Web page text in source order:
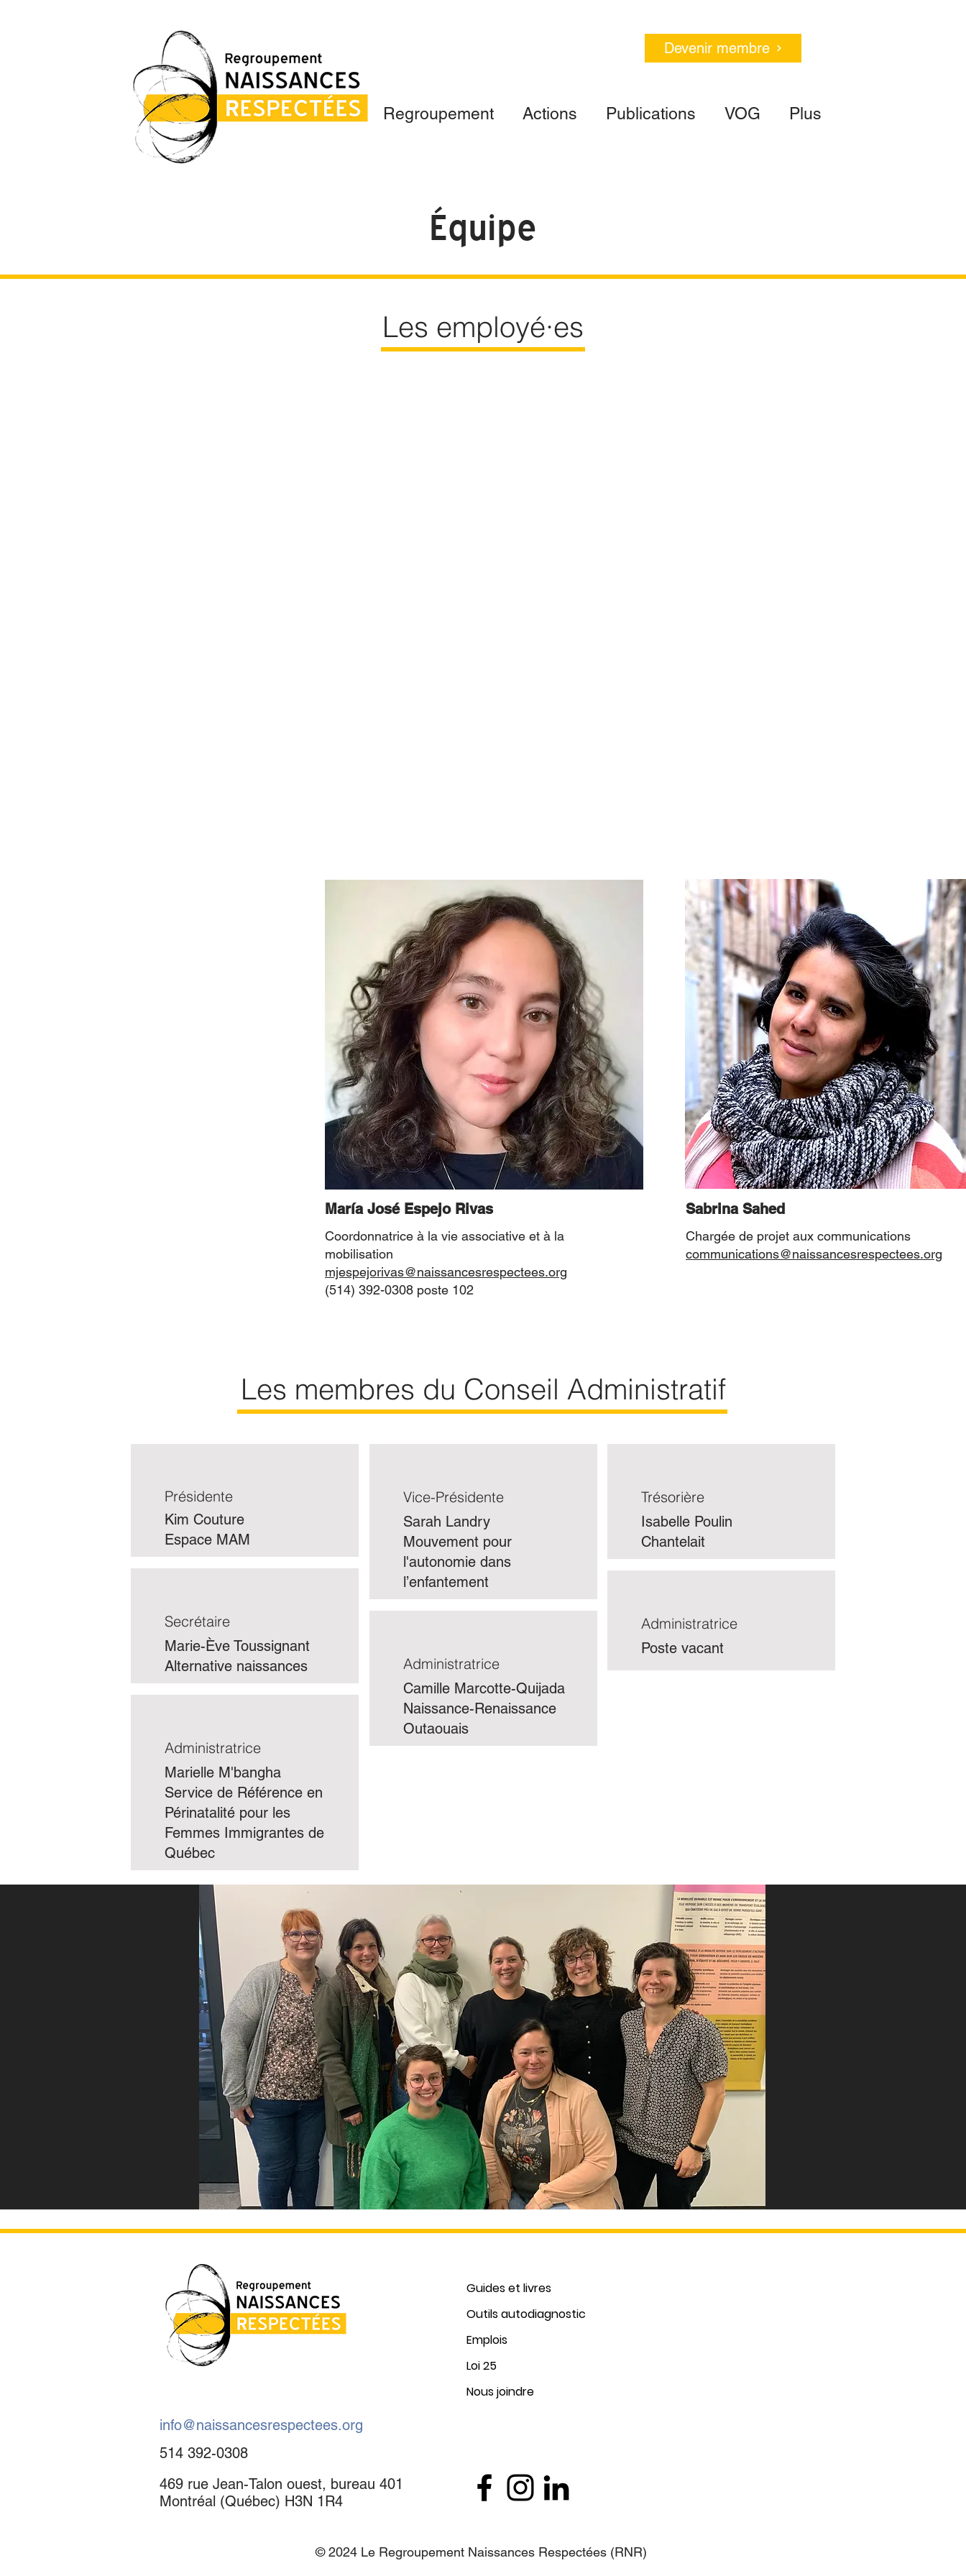
Regroupement Actions Publications VOG Plus
Devenir membre
Équipe
Les employé·es
María José Espejo Rivas
Coordonnatrice à la vie associative et à la
mobilisation
mjespejorivas@naissancesrespectees.org
(514) 392-0308 poste 102
Chargée de projet aux communications
communications@naissancesrespectees.org
Sabrina Sahed
Les membres du Conseil Administratif
Présidente
Kim Couture
Espace MAM
Secrétaire
Marie-Ève Toussignant
Alternative naissances
Administratrice
Marielle M'bangha
Service de Référence en
Périnatalité pour les
Femmes Immigrantes de
Québec
Vice-Présidente
Sarah Landry
Mouvement pour
l'autonomie dans
l’enfantement
Administratrice
Camille Marcotte-Quijada
Naissance-Renaissance
Outaouais
Trésorière
Isabelle Poulin
Chantelait
Administratrice
Poste vacant
Guides et livres
Outils autodiagnostic
Emplois
Loi 25
Nous joindre
info@naissancesrespectees.org
514 392-0308
469 rue Jean-Talon ouest, bureau 401
Montréal (Québec) H3N 1R4
© 2024 Le Regroupement Naissances Respectées (RNR)